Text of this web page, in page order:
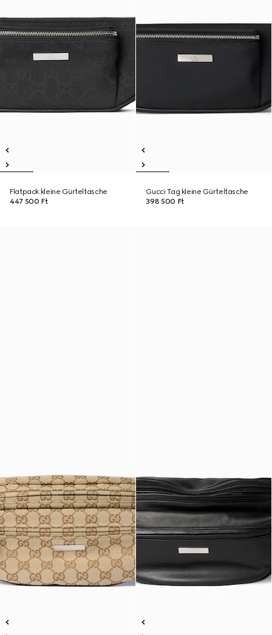
Flatpack kleine Gürteltasche
447 500 Ft
Gucci Tag kleine Gürteltasche
398 500 Ft